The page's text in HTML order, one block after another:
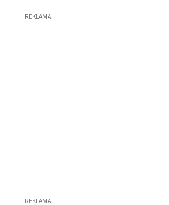
REKLAMA
REKLAMA